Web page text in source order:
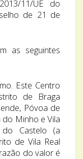
11/UE do
de 21 de
as seguintes
Este Centro
de Braga
Póvoa de
Minho e Vila
Castelo (a
de Vila Real
do valor é